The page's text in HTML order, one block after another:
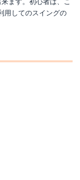
ます。初心者は、こ
用してのスイングの